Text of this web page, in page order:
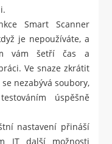
Smart Scanner
je nepoužíváte, a
vám šetří čas a
Ve snaze zkrátit
nezabývá soubory,
úspěšně
nastavení přináší
IT další možnosti